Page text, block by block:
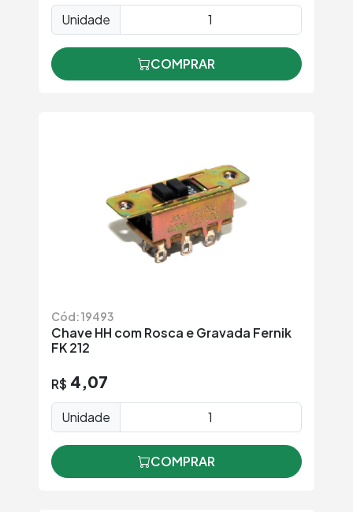
Unidade
COMPRAR
Cód: 19493
Chave HH com Rosca e Gravada Fernik
FK 212
R$ 4,07
Unidade
COMPRAR